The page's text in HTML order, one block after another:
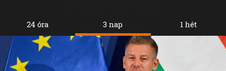
24 óra 3 nap 1 hét